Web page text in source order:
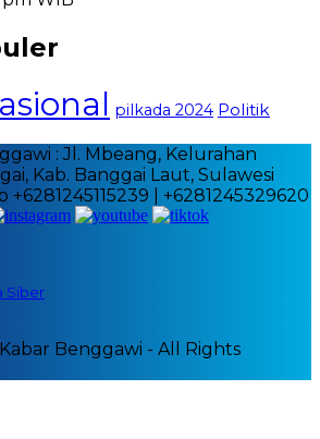
pilkada 2024 Politik
: Jl. Mbeang, Kelurahan
Kab. Banggai Laut, Sulawesi
| +6281245329620
Siber
Benggawi - All Rights